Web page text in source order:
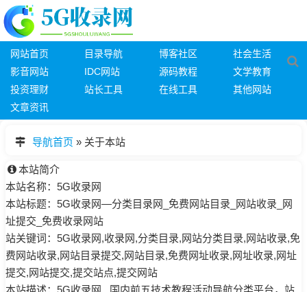
网站首页 目录导航 博客社区
社会生活
影音网站
IDC网站 源码教程
文学教育
投资理财
站长工具 在线工具
其他网站
文章资讯
导航首页 » 关于本站
本站简介
本站名称：5G收录网
本站标题：5G收录网—分类目录网_免费网站目录_网站收录_网
址提交_免费收录网站
站关键词：5G收录网,收录网,分类目录,网站分类目录,网站收录,免
费网站收录,网站目录提交,网站目录,免费网址收录,网址收录,网址
提交,网站提交,提交站点,提交网站
本站描述：5G收录网_ 国内前五技术教程活动导航分类平台，站